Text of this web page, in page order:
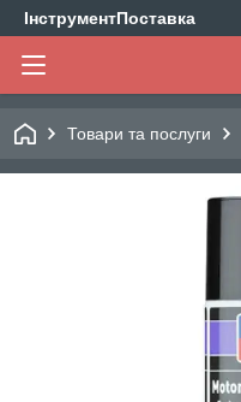
ІнструментПоставка
Товари та послуги